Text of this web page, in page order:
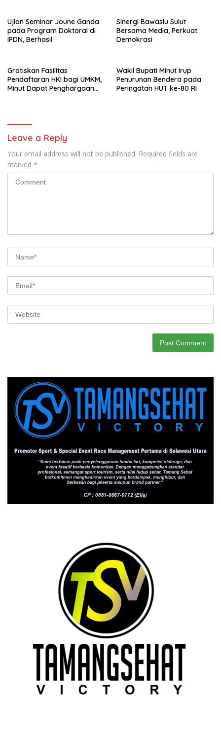
Ujian Seminar Joune Ganda
pada Program Doktoral di
IPDN, Berhasil
Sinergi Bawaslu Sulut
Bersama Media, Perkuat
Demokrasi
Gratiskan Fasilitas
Pendaftaran HKI bagi UMKM,
Minut Dapat Penghargaan
Wakil Bupati Minut Irup
Penurunan Bendera pada
Peringatan HUT ke-80 RI
Leave a Reply
Your email address will not be published. Required fields are
marked *